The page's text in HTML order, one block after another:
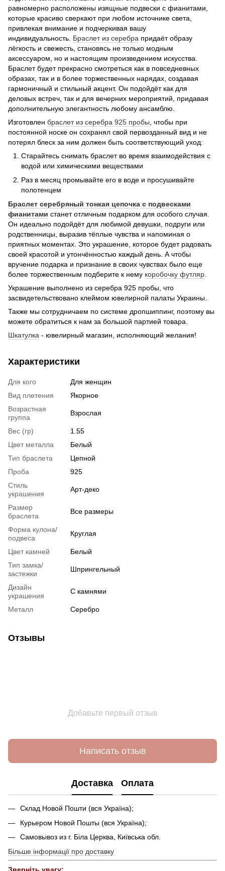
равномерно расположены изящные подвески с фианитами,
которые красиво сверкают при любом источнике света,
привлекая внимание и подчеркивая вашу
индивидуальность. Браслет из серебра придаёт образу
лёгкость и свежесть, становясь не только модным
аксессуаром, но и настоящим произведением искусства.
Браслет будет прекрасно смотреться как в повседневных
образах, так и в более торжественных нарядах, создавая
гармоничный и стильный акцент. Он подойдёт как для
деловых встреч, так и для вечерних мероприятий, придавая
дополнительную элегантность любому ансамблю.
Изготовлен браслет из серебра 925 пробы , чтобы при
постоянной носке он сохранял свой первозданный вид и не
потерял блеск за ним должен быть соответствующий уход:
Старайтесь снимать браслет во время взаимодействия с
водой или химическими веществами
Раз в месяц промывайте его в воде и просушивайте
полотенцем
Браслет серебряный тонкая цепочка с подвесками
фианитами станет отличным подарком для особого случая.
Он идеально подойдёт для любимой девушки, подруги или
родственницы, выразив тёплые чувства и напоминая о
приятных моментах. Это украшение, которое будет радовать
своей красотой и утончённостью каждый день. А чтобы
вручение подарка и признание в своих чувствах было еще
более торжественным подберите к нему коробочку футляр.
Украшение выполнено из серебра 925 пробы, что
засвидетельствовано клеймом ювелирной палаты Украины.
Также мы сотрудничаем по системе дропшиппинг, поэтому вы
можете обратиться к нам за большой партией товара.
Шкатулка - ювелирный магазин, исполняющий желания!
Характеристики
Для кого
Для женщин
Вид плетения
Якорное
Возрастная
группа
Взрослая
Вес (гр)
1.55
Цвет металла
Белый
Тип браслета
Цепной
Проба
925
Стиль
украшения
Арт-деко
Размер
браслета
Все размеры
Форма кулона/
подвеса
Круглая
Цвет камней
Белый
Тип замка/
застежки
Шпрингельный
Дизайн
украшения
С камнями
Металл Серебро
Отзывы
Добавьте первый отзыв
Написать отзыв
Доставка Оплата
Склад Новой Пошти (вся Україна);
Курьером Новой Пошты (вся Україна);
Самовывоз из г. Біла Церква, Київська обл.
Більше інформації про доставку
Зверніть увагу: